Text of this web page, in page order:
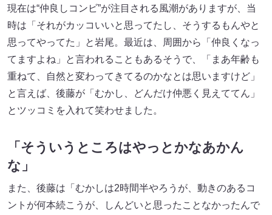
現在は“仲良しコンビ”が注目される風潮がありますが、当
時は「それがカッコいいと思ってたし、そうするもんやと
思ってやってた」と岩尾。最近は、周囲から「仲良くなっ
てますよね」と言われることもあるそうで、「まあ年齢も
重ねて、自然と変わってきてるのかなとは思いますけど」
と言えば、後藤が「むかし、どんだけ仲悪く見えててん」
とツッコミを入れて笑わせました。
「そういうところはやっとかなあかん
な」
また、後藤は「むかしは2時間半やろうが、動きのあるコ
ントが何本続こうが、しんどいと思ったことなかったんで